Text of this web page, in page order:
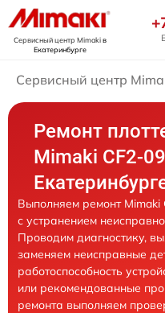
Сервисный центр Mimakiв
Екатеринбурге
Сервисный центр
Ремонт
Mimaki CF2-
Выполняем ремонт Mimaki
с устранением
Проводим диагностику,
заменяем неисправные
работоспособность
или рекомендованные
ремонта выполняем